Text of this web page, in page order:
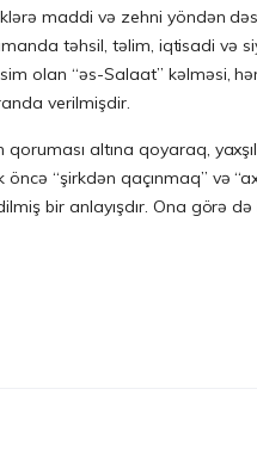
maddi və zehni yöndən
təhsil, təlim, iqtisadi və
olan “əs-Salaat” kəlməsi,
verilmişdir.
qoruması altına qoyaraq,
“şirkdən qaçınmaq” və
bir anlayışdır. Ona görə